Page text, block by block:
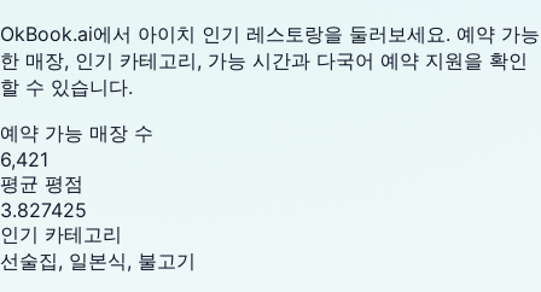
OkBook.ai에서 아이치 인기 레스토랑을 둘러보세요. 예약 가능
한 매장, 인기 카테고리, 가능 시간과 다국어 예약 지원을 확인
할 수 있습니다.
예약 가능 매장 수
6,421
평균 평점
3.827425
인기 카테고리
선술집, 일본식, 불고기